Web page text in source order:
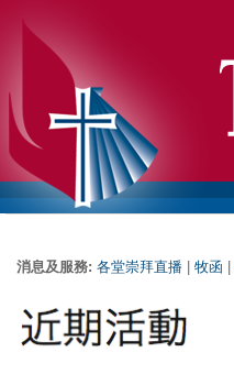
消息及服務: 各堂崇拜直播 牧函